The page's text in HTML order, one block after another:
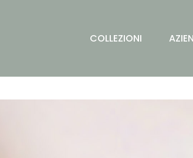
COLLEZIONI